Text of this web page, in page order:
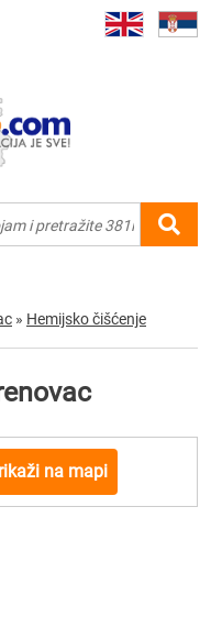
» Hemijsko čišćenje
na mapi